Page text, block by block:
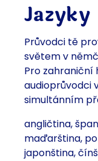
Jazyky
Průvodci tě
světem v
Pro zahraniční
audioprůvodci
simultánním
angličtina,
maďarština,
japonština,